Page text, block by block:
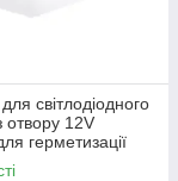
світлодіодного
отвору 12V
герметизації